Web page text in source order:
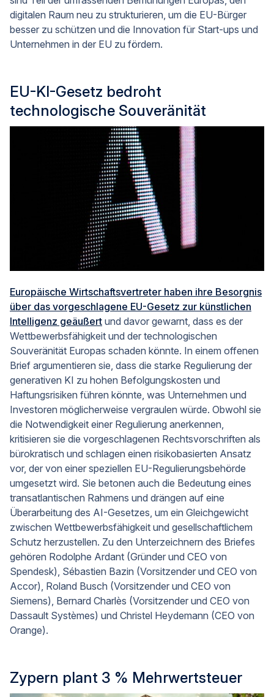
digitalen Raum neu zu strukturieren, um die EU-Bürger
besser zu schützen und die Innovation für Start-ups und
Unternehmen in der EU zu fördern.
EU-KI-Gesetz bedroht
technologische Souveränität
Europäische Wirtschaftsvertreter haben ihre Besorgnis
über das vorgeschlagene EU-Gesetz zur künstlichen
Intelligenz geäußert und davor gewarnt, dass es der
Wettbewerbsfähigkeit und der technologischen
Souveränität Europas schaden könnte. In einem offenen
Brief argumentieren sie, dass die starke Regulierung der
generativen KI zu hohen Befolgungskosten und
Haftungsrisiken führen könnte, was Unternehmen und
Investoren möglicherweise vergraulen würde. Obwohl sie
die Notwendigkeit einer Regulierung anerkennen,
kritisieren sie die vorgeschlagenen Rechtsvorschriften als
bürokratisch und schlagen einen risikobasierten Ansatz
vor, der von einer speziellen EU-Regulierungsbehörde
umgesetzt wird. Sie betonen auch die Bedeutung eines
transatlantischen Rahmens und drängen auf eine
Überarbeitung des AI-Gesetzes, um ein Gleichgewicht
zwischen Wettbewerbsfähigkeit und gesellschaftlichem
Schutz herzustellen. Zu den Unterzeichnern des Briefes
gehören Rodolphe Ardant (Gründer und CEO von
Spendesk), Sébastien Bazin (Vorsitzender und CEO von
Accor), Roland Busch (Vorsitzender und CEO von
Siemens), Bernard Charlès (Vorsitzender und CEO von
Dassault Systèmes) und Christel Heydemann (CEO von
Orange).
Zypern plant 3 % Mehrwertsteuer